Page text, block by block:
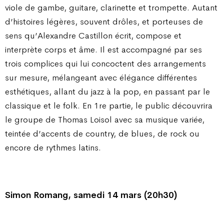
viole de gambe, guitare, clarinette et trompette. Autant
d’histoires légères, souvent drôles, et porteuses de
sens qu’Alexandre Castillon écrit, compose et
interprète corps et âme. Il est accompagné par ses
trois complices qui lui concoctent des arrangements
sur mesure, mélangeant avec élégance différentes
esthétiques, allant du jazz à la pop, en passant par le
classique et le folk. En 1re partie, le public découvrira
le groupe de Thomas Loisol avec sa musique variée,
teintée d’accents de country, de blues, de rock ou
encore de rythmes latins.
Simon Romang, samedi 14 mars (20h30)